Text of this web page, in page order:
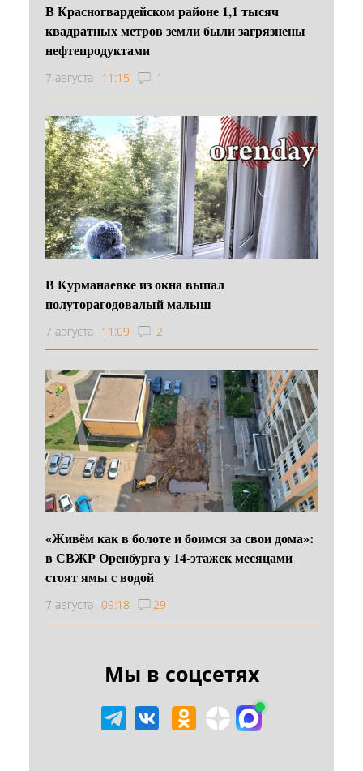
В Красногвардейском районе 1,1 тысяч
квадратных метров земли были загрязнены
нефтепродуктами
7 августа 11:15 1
В Курманаевке из окна выпал
полуторагодовалый малыш
7 августа 11:09 2
«Живём как в болоте и боимся за свои дома»:
в СВЖР Оренбурга у 14-этажек месяцами
стоят ямы с водой
7 августа 09:18 29
Мы в соцсетях